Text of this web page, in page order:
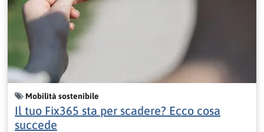
Mobilità sostenibile
Il tuo Fix365 sta per scadere? Ecco cosa
succede